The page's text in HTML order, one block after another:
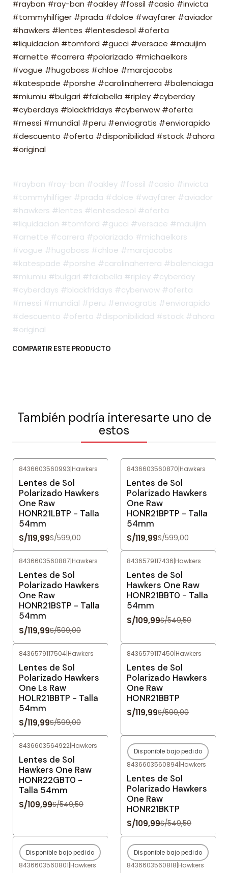
#rayban #ray-ban #oakley #fossil #casio #invicta
#tommyhilfiger #prada #dolce #wayfarer #aviador
#hawkers #lentes #lentesdesol #oferta
#liquidacion #tomford #gucci #versace #mauijim
#arnette #carrera #polarizado #michaelkors
#vogue #hugoboss #chloe #marcjacobs
#katespade #porshe #carolinaherrera #balenciaga
#miumiu #bulgari #falabella #ripley #cyberday
#cyberdays #blackfridays #cyberwow #oferta
#messi #mundial #peru #enviogratis #enviorapido
#descuento #oferta #disponibilidad #stock #ahora
#original
#rayban #ray-ban #oakley #fossil #casio #invicta
#tommyhilfiger #prada #dolce #wayfarer #aviador
#hawkers #lentes #lentesdesol #oferta
#liquidacion #tomford #gucci #versace #mauijim
#arnette #carrera #polarizado #michaelkors
#vogue #hugoboss #chloe #marcjacobs
#katespade #porshe #carolinaherrera #balenciaga
#miumiu #bulgari #falabella #ripley #cyberday
#cyberdays #blackfridays #cyberwow #oferta
#messi #mundial #peru #enviogratis #enviorapido
#descuento #oferta #disponibilidad #stock #ahora
#original
COMPARTIR ESTE PRODUCTO
También podría interesarte uno de
estos
8436603560993|Hawkers
Lentes de Sol
Polarizado Hawkers
One Raw
HONR21LBTP - Talla
54mm
S/119,99S/599,00
8436603560870|Hawkers
Lentes de Sol
Polarizado Hawkers
One Raw
HONR21BPTP - Talla
54mm
S/119,99S/599,00
8436603560887|Hawkers
Lentes de Sol
Polarizado Hawkers
One Raw
HONR21BSTP - Talla
54mm
S/119,99S/599,00
8436579117436|Hawkers
Lentes de Sol
Hawkers One Raw
HONR21BBT0 - Talla
54mm
S/109,99S/549,50
8436579117504|Hawkers
Lentes de Sol
Polarizado Hawkers
One Ls Raw
HOLR21BBTP - Talla
54mm
S/119,99S/599,00
8436579117450|Hawkers
Lentes de Sol
Polarizado Hawkers
One Raw
HONR21BBTP
S/119,99S/599,00
8436603564922|Hawkers
Lentes de Sol
Hawkers One Raw
HONR22GBT0 -
Talla 54mm
S/109,99S/549,50
-80%OFF
Agotado
Disponible bajo pedido
8436603560894|Hawkers
Lentes de Sol
Polarizado Hawkers
One Raw
HONR21BKTP
S/109,99S/549,50
-80%OFF
Agotado
Disponible bajo pedido
8436603560801|Hawkers
-80%OFF
Agotado
Disponible bajo pedido
8436603560818|Hawkers